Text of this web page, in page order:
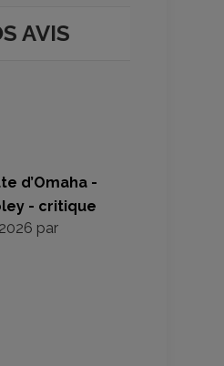
AVIS
d’Omaha -
- critique
par